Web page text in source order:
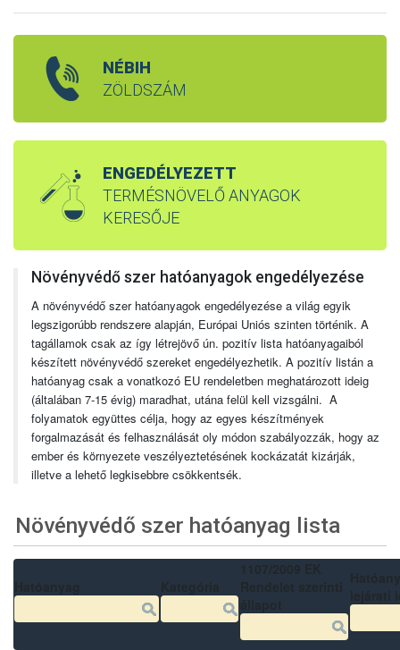
NÉBIH
ZÖLDSZÁM
ENGEDÉLYEZETT
TERMÉSNÖVELŐ ANYAGOK
KERESŐJE
Növényvédő szer hatóanyagok engedélyezése
A növényvédő szer hatóanyagok engedélyezése a világ egyik
legszigorúbb rendszere alapján, Európai Uniós szinten történik. A
tagállamok csak az így létrejövő ún. pozitív lista hatóanyagaiból
készített növényvédő szereket engedélyezhetik. A pozitív listán a
hatóanyag csak a vonatkozó EU rendeletben meghatározott ideig
(általában 7-15 évig) maradhat, utána felül kell vizsgálni. A
folyamatok együttes célja, hogy az egyes készítmények
forgalmazását és felhasználását oly módon szabályozzák, hogy az
ember és környezete veszélyeztetésének kockázatát kizárják,
illetve a lehető legkisebbre csökkentsék.
Növényvédő szer hatóanyag lista